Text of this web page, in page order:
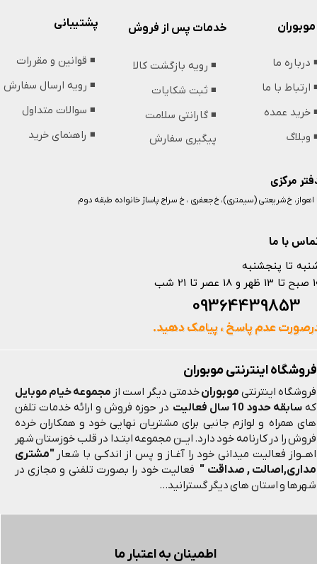
فروشگاه اینترنتی موبوران
فروشگاه اینترنتی موبورانخدمتی دیگر است از مجموعه خیام موبایل
که سابقه حدود 10 سال فعالیت
در حوزه فروش و ارائه خدمات تلفن
های همراه و لوازم جانبی برای مشتریان نهایی خود و همکاران خرده
فروش را در کارنامه خود دارد. ایــن مجموعه ابتـدا در قلب خوزستان شهر
اهــواز فعالیت میدانی خود را آغـاز و پس از اندکـی با شعار "مشتری
مداری,اصالت , صداقت " فعالیت خود را بصورت تلفنی و مجازی در
شهرها و استان های دیگر گسترانید...
اطمینان به اعتبار ما
مرکزی
با ما
اهواز، خ شریعتی (سیمتری)، خ جعفری ، خ سراج پاساژ خانواده طبقه دوم
تا پنجشنبه
تا 21 شب
عدم پاسخ ، پیامک دهید.
پشتیبانی
◾️ قوانین و مقررات
◾️ رویه ارسال سفارش
◾️ سوالات متداول
◾️ راهنمای خرید
موبوران
درباره ما
ارتباط با ما
خرید عمده
وبلاگ
خدمات پس از فروش
◾️ رویه بازگشت کالا
◾️ ثبت شکایات
◾️ گارانتی سلامت
پیگیری سفارش